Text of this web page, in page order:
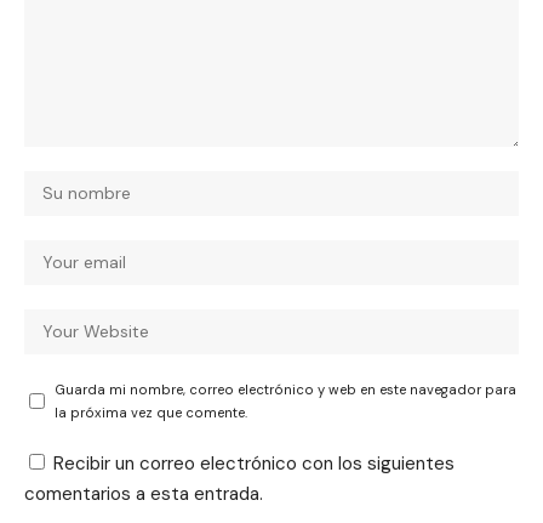
Guarda mi nombre, correo electrónico y web en este navegador para
la próxima vez que comente.
Recibir un correo electrónico con los siguientes
comentarios a esta entrada.